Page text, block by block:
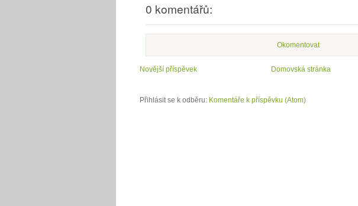
0 komentářů:
Okomentovat
Novější příspěvek Domovská stránka
Přihlásit se k odběru: Komentáře k příspěvku (Atom)